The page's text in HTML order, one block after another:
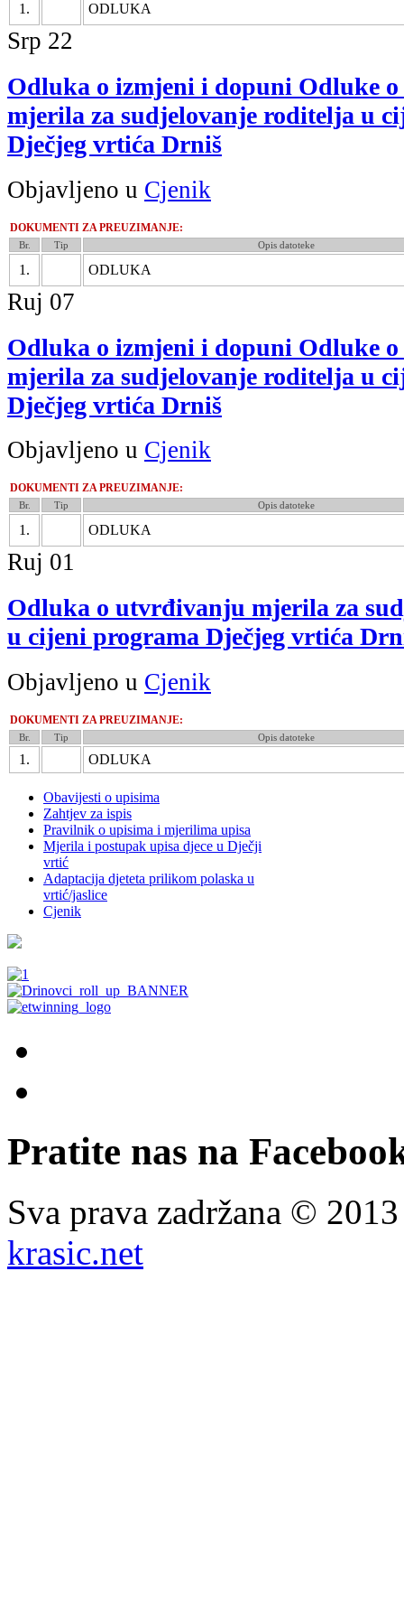
1. ODLUKA
Srp 22
Odluka o izmjeni i dopuni Odluke
mjerila za sudjelovanje roditelja u
Dječjeg vrtića Drniš
Objavljeno u Cjenik
DOKUMENTI ZA PREUZIMANJE:
Br. Tip Opis datoteke
1. ODLUKA
Ruj 07
Odluka o izmjeni i dopuni Odluke
mjerila za sudjelovanje roditelja u
Dječjeg vrtića Drniš
Objavljeno u Cjenik
DOKUMENTI ZA PREUZIMANJE:
Br. Tip Opis datoteke
1. ODLUKA
Ruj 01
Odluka o utvrđivanju mjerila za
u cijeni programa Dječjeg vrtića
Objavljeno u Cjenik
DOKUMENTI ZA PREUZIMANJE:
Br. Tip Opis datoteke
1. ODLUKA
Obavijesti o upisima
Zahtjev za ispis
Pravilnik o upisima i mjerilima upisa
Mjerila i postupak upisa djece u Dječji
vrtić
Adaptacija djeteta prilikom polaska u
vrtić/jaslice
Cjenik
Pratite nas na
Sva prava zadržana ©
krasic.net